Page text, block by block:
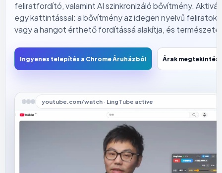
feliratfordító, valamint AI szinkronizáló bővítmény.
egy kattintással: a bővítmény az idegen nyelvű
vagy a hangot érthető fordítássá alakítja, és
videókat, hogy folyamatosan a feliratot kellene néznie.
Ingyenes telepítés a Chrome Áruházból Árak
youtube.com/watch · LingTube active